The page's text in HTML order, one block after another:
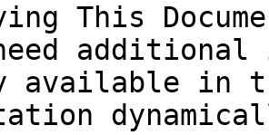
This
available in